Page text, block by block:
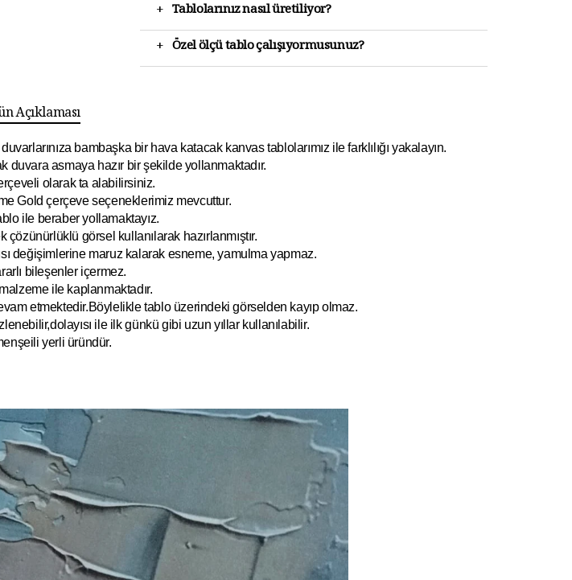
+ Tablolarınız nasıl üretiliyor?
+ Özel ölçü tablo çalışıyormusunuz?
Açıklaması
bambaşka bir hava katacak kanvas tablolarımız ile farklılığı yakalayın.
duvara asmaya hazır bir şekilde yollanmaktadır.
olarak ta alabilirsiniz.
Gold çerçeve seçeneklerimiz mevcuttur.
ile beraber yollamaktayız.
görsel kullanılarak hazırlanmıştır.
değişimlerine maruz kalarak esneme, yamulma yapmaz.
bileşenler içermez.
ile kaplanmaktadır.
etmektedir.Böylelikle tablo üzerindeki görselden kayıp olmaz.
ile ilkgünkü gibi uzun yıllar kullanılabilir.
yerli üründür.